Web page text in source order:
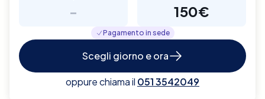
- 150€
Pagamento in sede
Scegli giorno e ora
oppure chiama il 051 3542049